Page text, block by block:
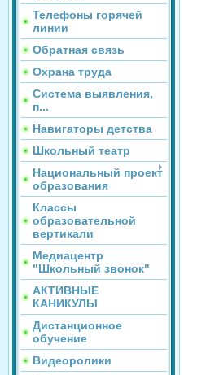
Телефоны горячей
линии
Обратная связь
Охрана труда
Система выявления,
п...
Навигаторы детства
Школьный театр
Национальный проект
образования
Классы
образовательной
вертикали
Медиацентр
"Школьный звонок"
АКТИВНЫЕ
КАНИКУЛЫ
Дистанционное
обучение
Видеоролики